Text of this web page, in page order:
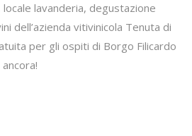
locale lavanderia, degustazione
dell’azienda vitivinicola Tenuta di
per gli ospiti di Borgo Filicardo